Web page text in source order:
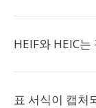
HEIF와 HEIC는
표 서식이 캡처